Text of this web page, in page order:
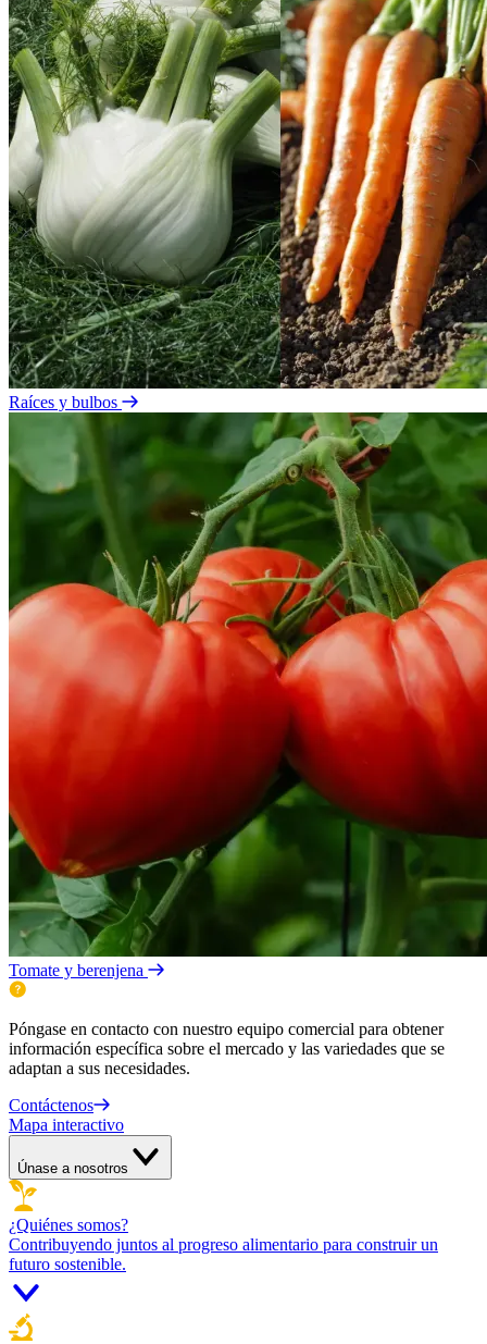
Raíces y bulbos
Tomate y berenjena
Póngase en contacto con nuestro equipo comercial para obtener
información específica sobre el mercado y las variedades que se
adaptan a sus necesidades.
Contáctenos
Mapa interactivo
Únase a nosotros
¿Quiénes somos?
Contribuyendo juntos al progreso alimentario para construir un
futuro sostenible.